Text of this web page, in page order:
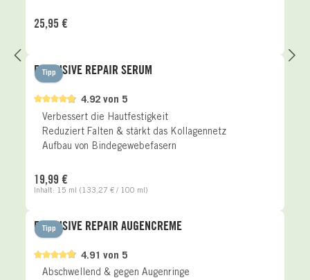
25,95 €
Tipp
4.92 von 5
EXCLUSIVE REPAIR SERUM
Verbessert die Hautfestigkeit
Reduziert Falten & stärkt das Kollagennetz
Aufbau von Bindegewebefasern
Inhalt: 15 ml (133,27 € / 100 ml)
19,99 €
Tipp
4.91 von 5
EXCLUSIVE REPAIR AUGENCREME
Abschwellend & gegen Augenringe